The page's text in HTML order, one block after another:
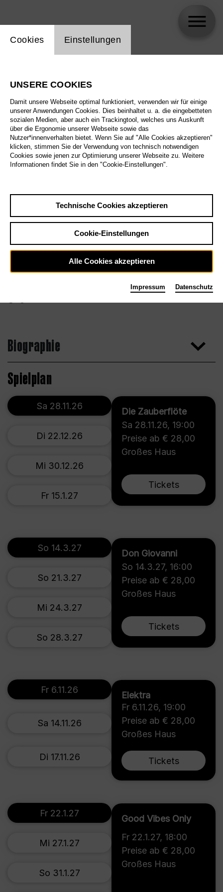
Biographie
Spielplan
Die Zauberflöte
Sa 28.11.26, 19:00
Preise ab € 28,00
Großes Haus
Tickets
Sa 28.11.26
Di 22.12.26
Mi 30.12.26
Fr 15.1.27
Don Giovanni
So 14.3.27, 16:00
Preise ab € 28,00
Großes Haus
Tickets
So 14.3.27
So 21.3.27
Mi 24.3.27
So 28.3.27
Elektra
Fr 6.11.26, 19:00
Preise ab € 28,00
Großes Haus
Tickets
Fr 6.11.26
Sa 14.11.26
Di 17.11.26
Good Vibes Only
Fr 22.1.27, 18:00
Preise ab € 28,00
Großes Haus
Fr 22.1.27
Mi 27.1.27
So 31.1.27
Einstellung Website Cookie
Cookies Einstellungen
UNSERE COOKIES
Damit unsere Webseite optimal funktioniert, verwenden wir für einige
unserer Anwendungen Cookies. Dies beinhaltet u. a. die eingebetteten
sozialen Medien, aber auch ein Trackingtool, welches uns Auskunft
über die Ergonomie unserer Webseite sowie das
Nutzer*innenverhalten bietet. Wenn Sie auf "Alle Cookies akzeptieren"
klicken, stimmen Sie der Verwendung von technisch notwendigen
Cookies sowie jenen zur Optimierung unserer Webseite zu. Weitere
Informationen findet Sie in den "Cookie-Einstellungen".
Technische Cookies akzeptieren
Cookie-Einstellungen
Alle Cookies akzeptieren
Impressum Datenschutz